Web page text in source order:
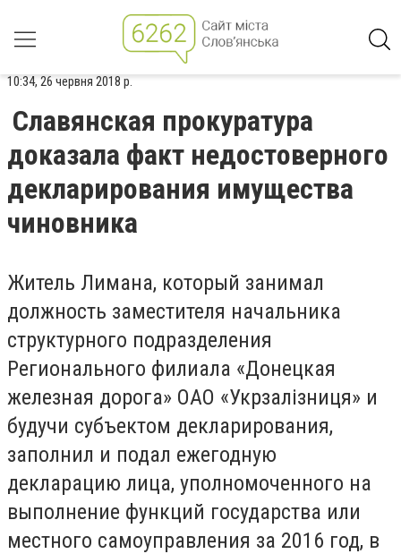
10:34, 26 червня 2018 р.
Славянская прокуратура
доказала факт недостоверного
декларирования имущества
чиновника
Житель Лимана, который занимал
должность заместителя начальника
структурного подразделения
Регионального филиала «Донецкая
железная дорога» ОАО «Укрзалізниця» и
будучи субъектом декларирования,
заполнил и подал ежегодную
декларацию лица, уполномоченного на
выполнение функций государства или
местного самоуправления за 2016 год, в